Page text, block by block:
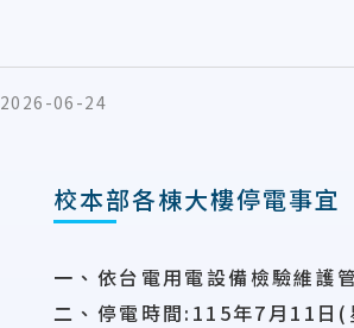
2026-06-24
校本部各棟大樓停電事宜
一、依台電用電設備檢驗維護
二、停電時間:115年7月 11 日 (